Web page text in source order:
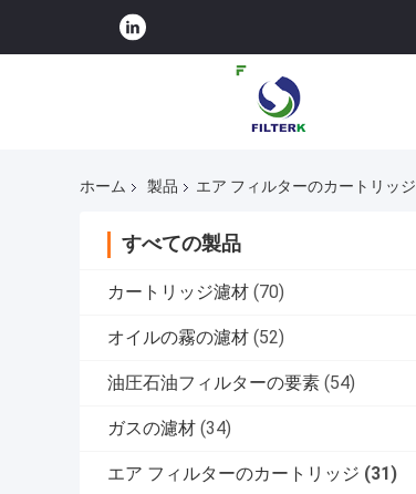
ホーム 製品 エア フィルターのカートリッジ
すべての製品
カートリッジ濾材 (70)
オイルの霧の濾材 (52)
油圧石油フィルターの要素 (54)
ガスの濾材 (34)
エア フィルターのカートリッジ (31)